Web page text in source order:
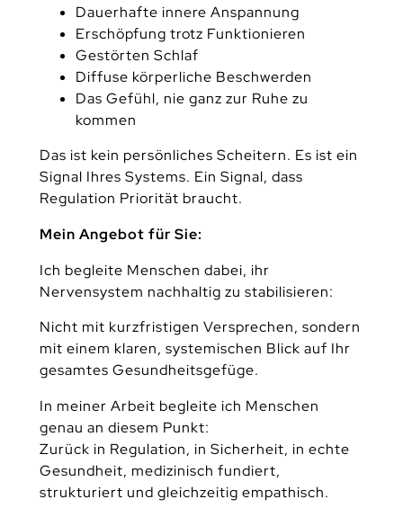
Dauerhafte innere Anspannung
Erschöpfung trotz Funktionieren
Gestörten Schlaf
Diffuse körperliche Beschwerden
Das Gefühl, nie ganz zur Ruhe zu
kommen
Das ist kein persönliches Scheitern. Es ist ein
Signal Ihres Systems. Ein Signal, dass
Regulation Priorität braucht.
Mein Angebot für Sie:
Ich begleite Menschen dabei, ihr
Nervensystem nachhaltig zu stabilisieren:
Nicht mit kurzfristigen Versprechen, sondern
mit einem klaren, systemischen Blick auf Ihr
gesamtes Gesundheitsgefüge.
In meiner Arbeit begleite ich Menschen
genau an diesem Punkt:
Zurück in Regulation, in Sicherheit, in echte
Gesundheit, medizinisch fundiert,
strukturiert und gleichzeitig empathisch.